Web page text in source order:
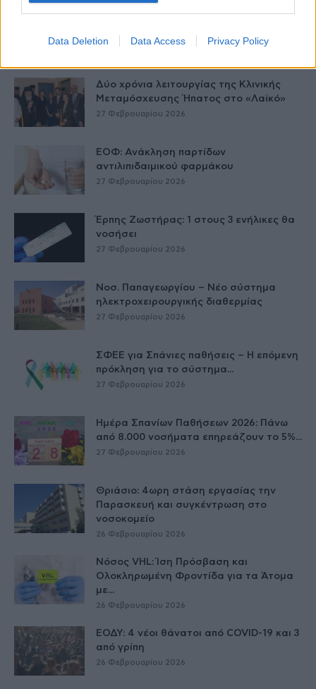
Data Deletion Data Access Privacy Policy
Παράρτημα του Παίδων “Αγία Σοφία”
27 Φεβρουαρίου 2026
Δύο χρόνια λειτουργίας της Κλινικής
Μεταμόσχευσης Ήπατος στο «Λαϊκό»
27 Φεβρουαρίου 2026
ΕΟΦ: Ανάκληση παρτίδων
αντιλιπιδαιμικού φαρμάκου
27 Φεβρουαρίου 2026
Έρπης Ζωστήρας: 1 στους 3 ενήλικες θα
νοσήσει
27 Φεβρουαρίου 2026
Νοσ. Παπαγεωργίου – Νέο σύστημα
ηλεκτροχειρουργικής διαθερμίας
27 Φεβρουαρίου 2026
ΣΦΕΕ για Σπάνιες παθήσεις – Η επόμενη
πρόκληση για το σύστημα...
27 Φεβρουαρίου 2026
Ημέρα Σπανίων Παθήσεων 2026: Πάνω
από 8.000 νοσήματα επηρεάζουν το 5%...
27 Φεβρουαρίου 2026
Θριάσιο: 4ωρη στάση εργασίας την
Παρασκευή και συγκέντρωση στο
νοσοκομείο
26 Φεβρουαρίου 2026
Νόσος VHL: Ίση Πρόσβαση και
Ολοκληρωμένη Φροντίδα για τα Άτομα
με...
26 Φεβρουαρίου 2026
ΕΟΔΥ: 4 νέοι θάνατοι από COVID-19 και 3
από γρίπη
26 Φεβρουαρίου 2026